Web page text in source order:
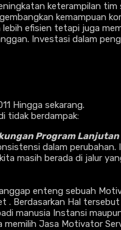
keterampilan
kemampuan
efisien tetapi juga
Investasi dalam
Hingga sekarang.
tidak berdampak:
Program
dalam
masih berada di jalur
enteng sebuah
Berdasarkan Hal
manusia Instansi
Jasa Motivator